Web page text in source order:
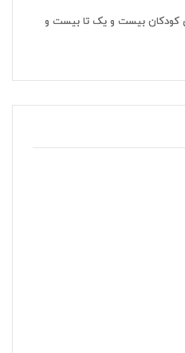
کودکان بیست و یک تا بیست و